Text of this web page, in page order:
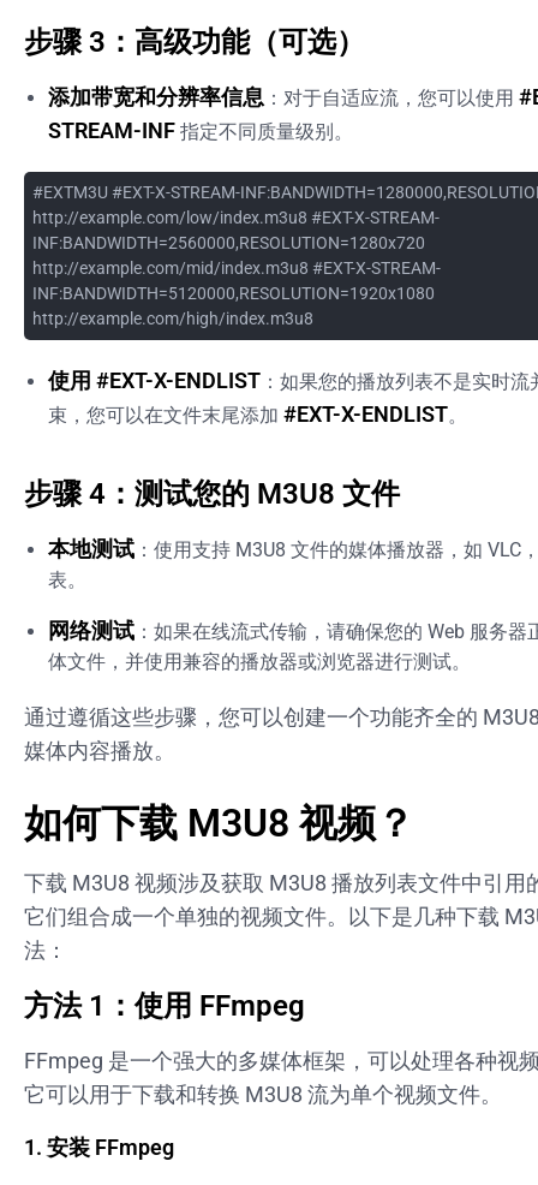
步骤 3：高级功能（可选）
添加带宽和分辨率信息 ：对于自适应流，您可以使用
STREAM-INF 指定不同质量级别。
#EXTM3U #EXT-X-STREAM-
http://example.com/low/index.m3u8 #EXT-X-STREAM-
INF:BANDWIDTH=2560000,RESOLUTION=1280x720
http://example.com/mid/index.m3u8 #EXT-X-STREAM-
INF:BANDWIDTH=5120000,RESOLUTION=1920x1080
http://example.com/high/index.m3u8
使用 #EXT-X-ENDLIST ：如果您的播放列表不是实时
束，您可以在文件末尾添加 #EXT-X-ENDLIST。
步骤 4：测试您的 M3U8 文件
本地测试 ：使用支持 M3U8 文件的媒体播放器，如 VLC
表。
网络测试 ：如果在线流式传输，请确保您的 Web 服务器
体文件，并使用兼容的播放器或浏览器进行测试。
通过遵循这些步骤，您可以创建一个功能齐全的
媒体内容播放。
如何下载 M3U8 视频？
下载 M3U8 视频涉及获取 M3U8 播放列表文件中引用
它们组合成一个单独的视频文件。以下是几种下载
法：
方法 1：使用 FFmpeg
FFmpeg 是一个强大的多媒体框架，可以处理各种视
它可以用于下载和转换 M3U8 流为单个视频文件。
1. 安装 FFmpeg